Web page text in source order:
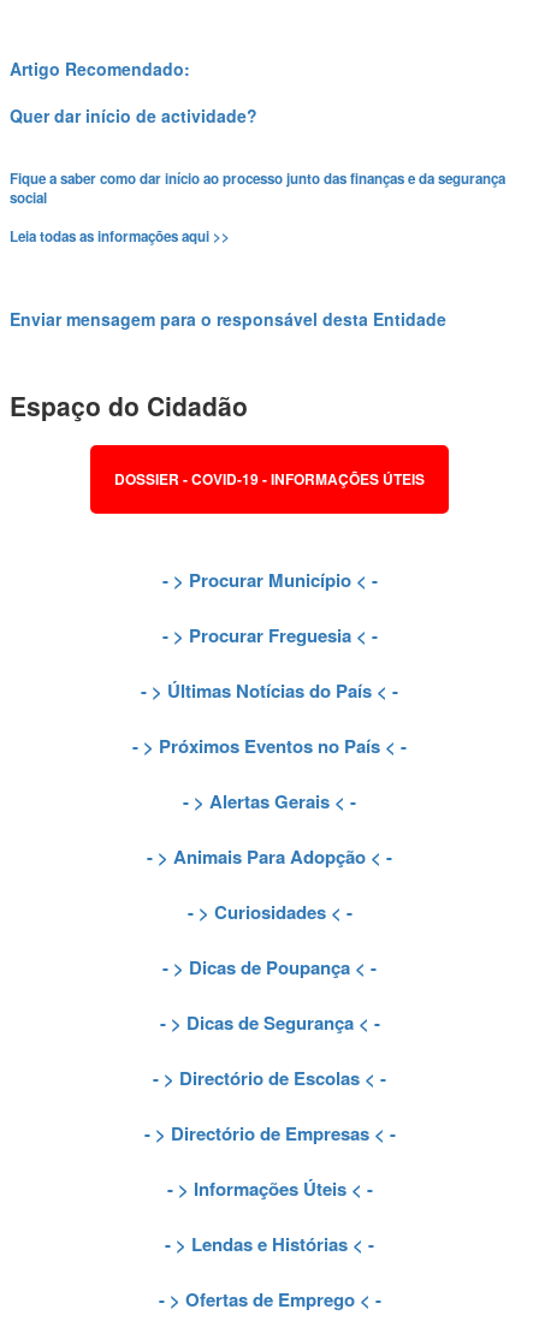
Artigo Recomendado:
Quer dar início de actividade?
Fique a saber como dar início ao processo junto das finanças e da segurança
social
Leia todas as informações aqui >>
Enviar mensagem para o responsável desta Entidade
Espaço do Cidadão
DOSSIER - COVID-19 - INFORMAÇÕES ÚTEIS
- > Procurar Município< -
- > Procurar Freguesia< -
- > Últimas Notícias do País < -
- > Próximos Eventos no País < -
- > Alertas Gerais < -
- > Animais Para Adopção < -
- > Curiosidades< -
- > Dicas de Poupança < -
- > Dicas de Segurança< -
- > Directório de Escolas < -
- > Directório de Empresas< -
- > Informações Úteis< -
- > Lendas e Histórias < -
- > Ofertas de Emprego< -